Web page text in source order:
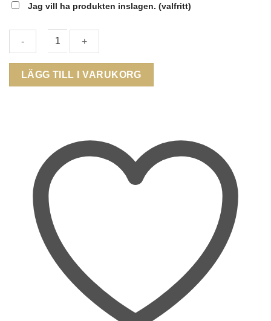
Jag vill ha produkten inslagen. (valfritt)
LÄGG TILL I VARUKORG